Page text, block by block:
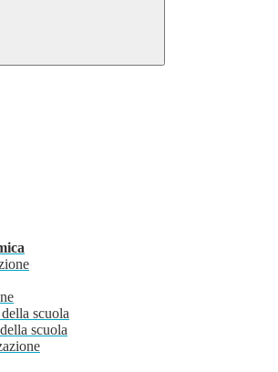
scuola
scuola